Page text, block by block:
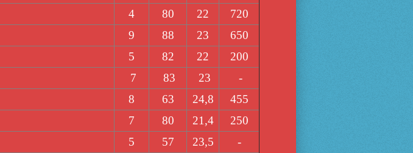
4 80 22
720
9 88 23
650
5 82 22
200
7 83 23
-
8 63 24,8
455
7 80 21,4
250
5 57 23,5
-